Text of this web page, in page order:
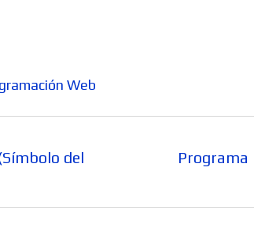
Web
del
Entrada
Programa